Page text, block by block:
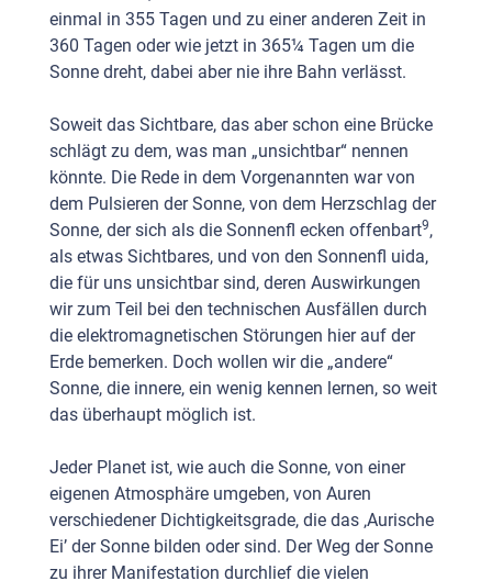
einmal in 355 Tagen und zu einer anderen Zeit in
360 Tagen oder wie jetzt in 365¼ Tagen um die
Sonne dreht, dabei aber nie ihre Bahn verlässt.
Soweit das Sichtbare, das aber schon eine Brücke
schlägt zu dem, was man „unsichtbar“ nennen
könnte. Die Rede in dem Vorgenannten war von
dem Pulsieren der Sonne, von dem Herzschlag der
Sonne, der sich als die Sonnenfl ecken offenbart9,
als etwas Sichtbares, und von den Sonnenfl uida,
die für uns unsichtbar sind, deren Auswirkungen
wir zum Teil bei den technischen Ausfällen durch
die elektromagnetischen Störungen hier auf der
Erde bemerken. Doch wollen wir die „andere“
Sonne, die innere, ein wenig kennen lernen, so weit
das überhaupt möglich ist.
Jeder Planet ist, wie auch die Sonne, von einer
eigenen Atmosphäre umgeben, von Auren
verschiedener Dichtigkeitsgrade, die das ‚Aurische
Ei’ der Sonne bilden oder sind. Der Weg der Sonne
zu ihrer Manifestation durchlief die vielen